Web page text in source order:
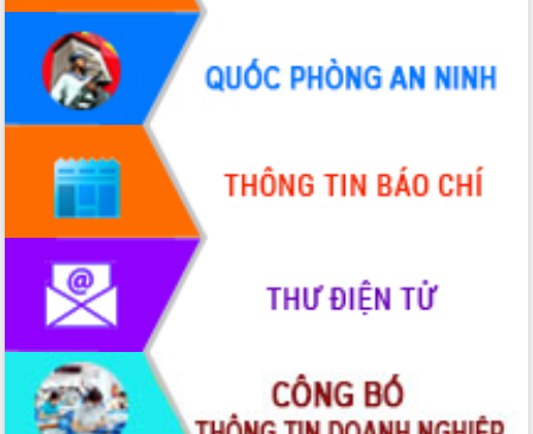
Xây dựng nông thôn mới: Nâng cao đời
sống người dân từ những mô hình thiết
thực
Quyết liệt tháo gỡ vướng mắc, đẩy
nhanh tiến độ các dự án trọng điểm
trong Khu kinh tế Nam Phú Yên
Hòn Yến phát triển du lịch gắn với bảo
tồn biển
Lấy ý kiến điều chỉnh Quy hoạch tỉnh
Đắk Lắk thời kỳ 2021-2030, tầm nhìn
đến năm 2050
Phát động chiến dịch 30 ngày đêm
giải phóng mặt bằng Tuyến đường bộ
Đắk Lắk nỗ lực thúc đẩy tăng trưởng
kinh tế từ 10% trở lên trong Quý
II/2026